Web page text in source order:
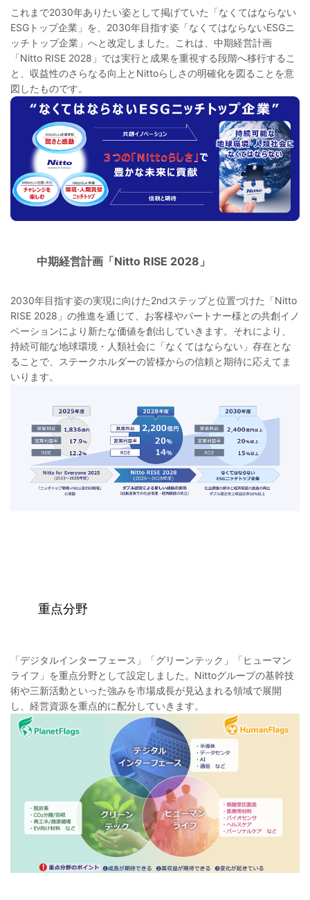
これまで2030年ありたい姿として掲げていた「なくてはならない
ESGトップ企業」を、2030年目指す姿「なくてはならないESGニ
ッチトップ企業」へと改定しました。これは、中期経営計画
「Nitto RISE 2028」では実行と成果を重視する段階へ移行するこ
と、収益性のさらなる向上とNittoらしさの明確化を図ることを意
図したものです。
中期経営計画「Nitto RISE 2028」
2030年目指す姿の実現に向けた2ndステップと位置づけた「Nitto
RISE 2028」の推進を通じて、お客様やパートナー様との共創イノ
ベーションにより新たな価値を創出していきます。それにより、
持続可能な地球環境・人類社会に「なくてはならない」存在とな
ることで、ステークホルダーの皆様からの信頼と期待に応えてま
いります。
重点分野
「デジタルインターフェース」「グリーンテック」「ヒューマン
ライフ」を重点分野として設定しました。Nittoグループの基幹技
術や三新活動といった強みを市場成長が見込まれる領域で展開
し、経営資源を重点的に配分していきます。